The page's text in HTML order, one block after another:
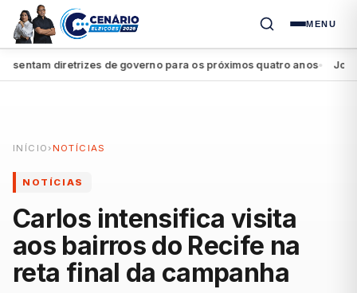
MENU
diretrizes de governo para os próximos quatro anos● João
INÍCIO › NOTÍCIAS
NOTÍCIAS
Carlos intensifica visita
aos bairros do Recife na
reta final da campanha